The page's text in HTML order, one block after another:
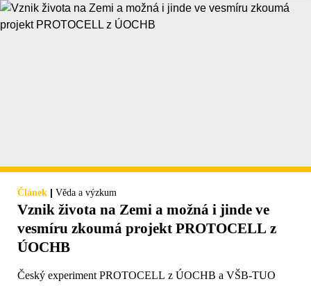
Článek | Věda a výzkum
Vznik života na Zemi a možná i jinde ve
vesmíru zkoumá projekt PROTOCELL z
ÚOCHB
Český experiment PROTOCELL z ÚOCHB a VŠB-TUO